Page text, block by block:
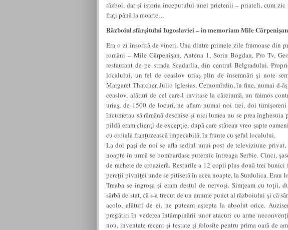
război, dar şi istoria începutului unei prietenii – priateli, cum zic
fraţi până la moarte…
Războiul sfârşitului Iugoslaviei – in memoriam Mile
Era o zi însorită de vineri. Una dintre primele zile frumoase din
români – Mile Cărpenişan, Antena 1, Sorin Bogdan, Pro Tv,
restaurant de pe strada Scadarlia, din centrul Belgradului.
localului, un fel de ceaslov uriaş plin de însemnări şi note
Margaret Thatcher, Julio Iglesias, Cernomîrdin, în fine, numai d-
ceaslov, alături de cel care-l invitase la cârciumă, un faimos
uriaş, de 1500 de locuri, ne aflam numai noi trei, doi timişoreni
încumetau să rămână deschise şi nici lumea nu se prea
pildă eram clienţi de excepţie, după care stăteau vreo şapte
cu croiala franţuzească impecabilă, în frunte cu şeful localului.
La doi paşi de noi se afla sediul unui post de televiziune
noapte în urmă se bombardase puternic întreaga Serbie. Cinci,
de rachete de croazieră. Resturile a 12 copii plus două trei bunici
pereţii pivniţei unde se pitiseră în acea noapte, la Surdulica.
Treaba se îngroşa şi eram destul de nervoşi. Simţeam cu toţii,
sârbă de stat, că s-a trecut de un anume punct al războiului şi că
acolo, alături de ei, ne puteam aştepta la absolut orice.
pregătiri în vederea întâmpinării unor atacuri cu arme
nou, inventate recent şi testate şi folosite pentru prima oară de